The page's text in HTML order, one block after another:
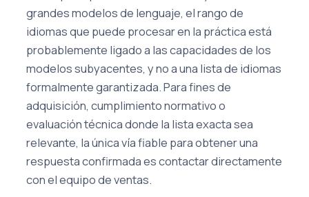
grandes modelos de lenguaje, el rango de
idiomas que puede procesar en la práctica está
probablemente ligado a las capacidades de los
modelos subyacentes, y no a una lista de idiomas
formalmente garantizada. Para fines de
adquisición, cumplimiento normativo o
evaluación técnica donde la lista exacta sea
relevante, la única vía fiable para obtener una
respuesta confirmada es contactar directamente
con el equipo de ventas.